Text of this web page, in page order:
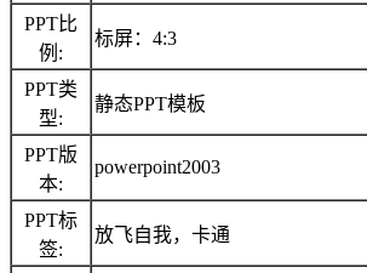
PPT比
例:
标屏：4:3
PPT类
型:
静态PPT模板
PPT版
本:
powerpoint2003
PPT标
签:
放飞自我，卡通